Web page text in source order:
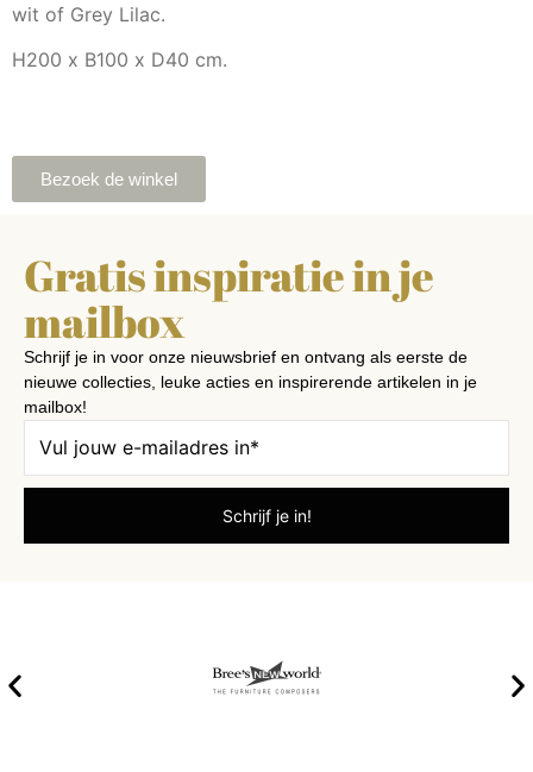
wit of Grey Lilac.
H200 x B100 x D40 cm.
Bezoek de winkel
Gratis inspiratie in je
mailbox
Schrijf je in voor onze nieuwsbrief en ontvang als eerste de
nieuwe collecties, leuke acties en inspirerende artikelen in je
mailbox!